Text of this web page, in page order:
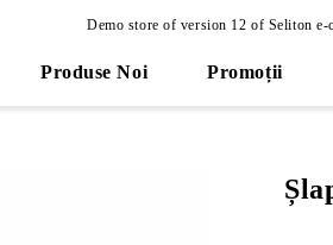
Demo store of version 12 of Seliton e-
Produse Noi Promoții